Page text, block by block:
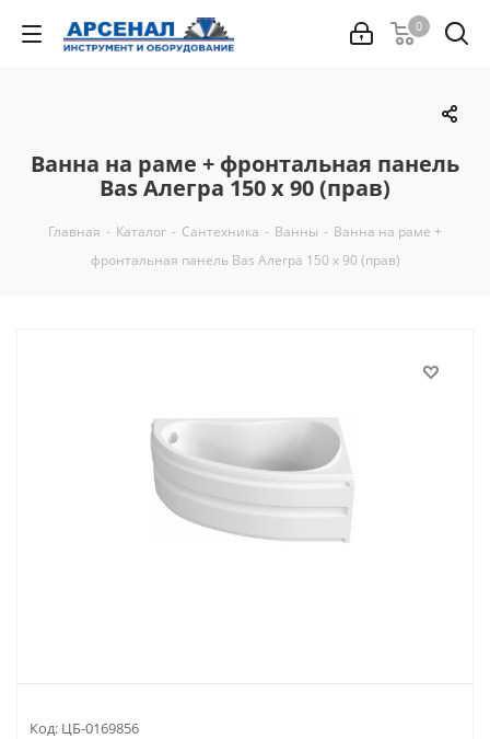
0
Ванна на раме + фронтальная панель
Bas Алегра 150 х 90 (прав)
Главная - Каталог - Сантехника - Ванны - Ванна на раме +
фронтальная панель Bas Алегра 150 х 90 (прав)
Код: ЦБ-0169856